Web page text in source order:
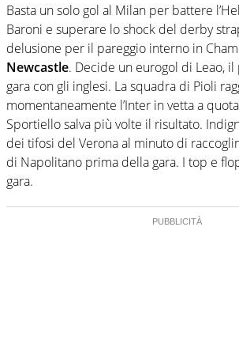
Basta un solo gol al Milan per battere
Baroni e superare lo shock del derby
delusione per il pareggio interno in
Newcastle. Decide un eurogol di Leao,
gara con gli inglesi. La squadra di Pioli
momentaneamente l’Inter in vetta a
Sportiello salva più volte il risultato.
dei tifosi del Verona al minuto di
di Napolitano prima della gara. I top e
gara.